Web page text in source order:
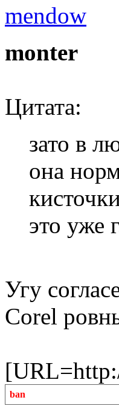
mendow
monter
Цитата:
зато в
она
это уже
Угу
Corel
ban